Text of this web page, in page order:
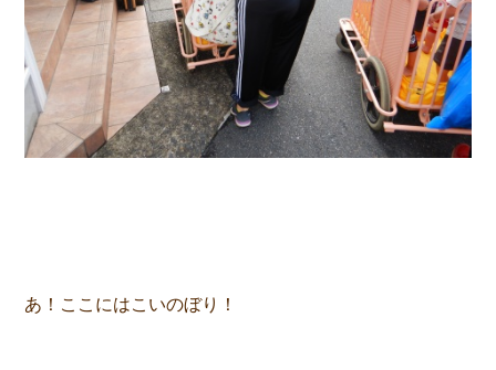
あ！ここにはこいのぼり！